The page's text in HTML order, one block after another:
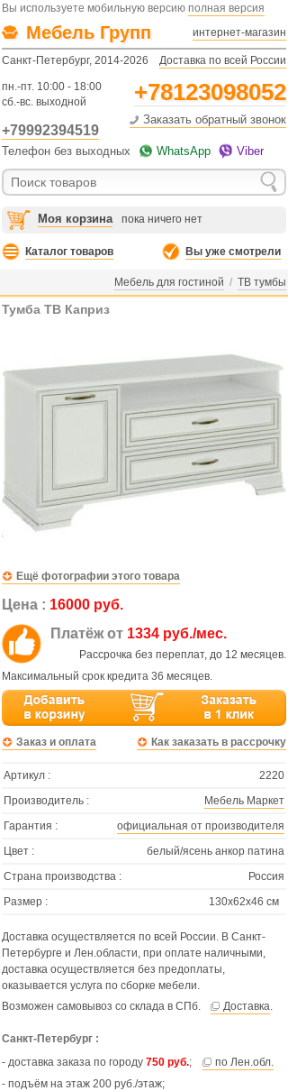
Вы используете мобильную версию полная версия
Мебель Групп интернет-магазин
Санкт-Петербург, 2014-2026 Доставка по всей России
пн.-пт. 10:00 - 18:00
сб.-вс. выходной
+78123098052
+79992394519
Заказать обратный звонок
Телефон без выходных WhatsApp Viber
Моя корзина пока ничего нет
Каталог товаров Вы уже смотрели
Мебель для гостиной / ТВ тумбы
Тумба ТВ Каприз
Ещё фотографии этого товара
Цена : 16000 руб.
Платёж от 1334 руб./мес.
Рассрочка без переплат, до 12 месяцев.
Максимальный срок кредита 36 месяцев.
Заказ и оплата Как заказать в рассрочку
Артикул :
2220
Производитель :
Мебель Маркет
Гарантия :
официальная от производителя
Цвет :
белый/ясень анкор патина
Страна производства :
Россия
Размер :
130х62х46 см
Доставка осуществляется по всей России. В Санкт-
Петербурге и Лен.области, при оплате наличными,
доставка осуществляется без предоплаты,
оказывается услуга по сборке мебели.
Возможен самовывоз со склада в СПб.
Доставка.
Санкт-Петербург :
- доставка заказа по городу 750 руб.;
по Лен.обл.
- подъём на этаж 200 руб./этаж;